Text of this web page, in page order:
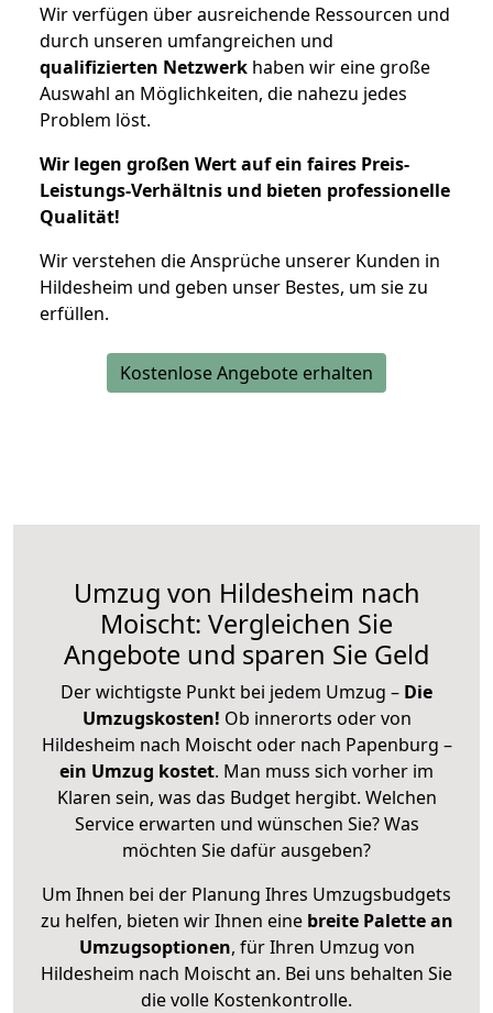
Wir verfügen über ausreichende Ressourcen und
durch unseren umfangreichen und
qualifizierten Netzwerk haben wir eine große
Auswahl an Möglichkeiten, die nahezu jedes
Problem löst.
Wir legen großen Wert auf ein faires Preis-
Leistungs-Verhältnis und bieten professionelle
Qualität!
Wir verstehen die Ansprüche unserer Kunden in
Hildesheim und geben unser Bestes, um sie zu
erfüllen.
Kostenlose Angebote erhalten
Umzug von Hildesheim nach
Moischt: Vergleichen Sie
Angebote und sparen Sie Geld
Der wichtigste Punkt bei jedem Umzug – Die
Umzugskosten! Ob innerorts oder von
Hildesheim nach Moischt oder nach Papenburg –
ein Umzug kostet. Man muss sich vorher im
Klaren sein, was das Budget hergibt. Welchen
Service erwarten und wünschen Sie? Was
möchten Sie dafür ausgeben?
Um Ihnen bei der Planung Ihres Umzugsbudgets
zu helfen, bieten wir Ihnen eine breite Palette an
Umzugsoptionen, für Ihren Umzug von
Hildesheim nach Moischt an. Bei uns behalten Sie
die volle Kostenkontrolle.